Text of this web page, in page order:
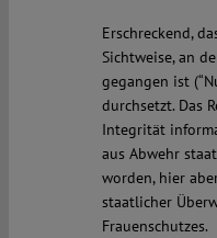
Erschreckend,
Sichtweise, an
gegangen ist
durchsetzt. Das
Integrität
aus Abwehr
worden, hier
staatlicher
Frauenschutzes.